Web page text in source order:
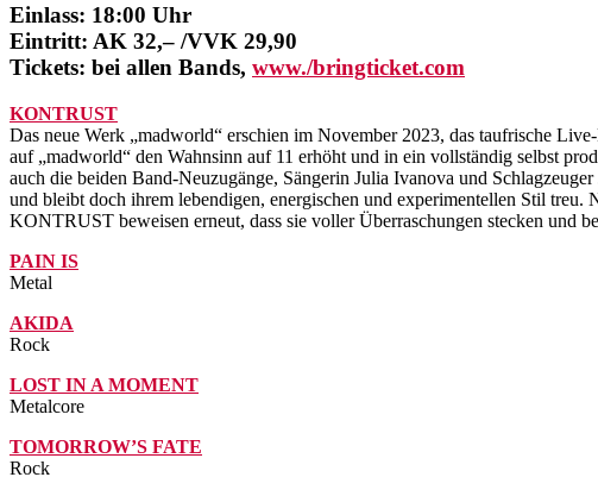
Einlass: 18:00 Uhr
Eintritt: AK 32,– /VVK 29,90
Tickets: bei allen Bands, www./bringticket.com
KONTRUST
Das neue Werk „madworld“ erschien im November 2023, das taufrische
auf „madworld“ den Wahnsinn auf 11 erhöht und in ein vollständig selbst
auch die beiden Band-Neuzugänge, Sängerin Julia Ivanova und
und bleibt doch ihrem lebendigen, energischen und experimentellen Stil
KONTRUST beweisen erneut, dass sie voller Überraschungen stecken und
PAIN IS
Metal
AKIDA
Rock
LOST IN A MOMENT
Metalcore
TOMORROW’S FATE
Rock